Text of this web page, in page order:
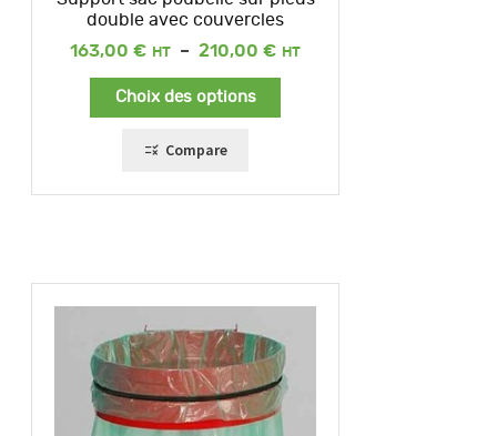
double avec couvercles
163,00 € – 210,00 €
Plage
Choix des options
Compare